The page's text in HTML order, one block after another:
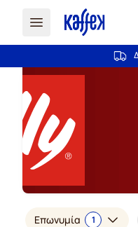
Μετάβαση στο
Επωνυμία 1